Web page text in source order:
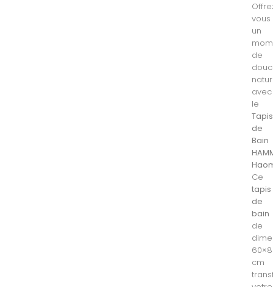
vous
un
de
avec
le
Tapis
de
Bain
Ce
tapis
de
bain
de
cm